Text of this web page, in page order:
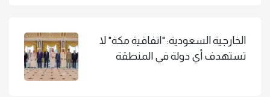
الخارجية السعودية: "اتفاقية مكة" لا
تستهدف أي دولة في المنطقة